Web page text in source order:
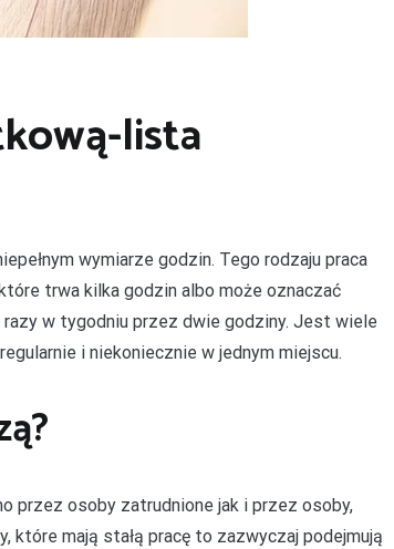
lista
wymiarze godzin. Tego rodzaju praca
trwa kilka godzin albo może oznaczać
w tygodniu przez dwie godziny. Jest wiele
i niekoniecznie w jednym miejscu.
przez osoby zatrudnione jak i przez osoby,
które mają stałą pracę to zazwyczaj podejmują